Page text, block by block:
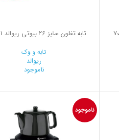
تابه تفلون سایز 26 بیوتی ریوالد 7012501
تابه و وک
ریوالد
ناموجود
ناموجود